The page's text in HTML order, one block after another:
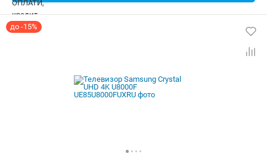
до -15%